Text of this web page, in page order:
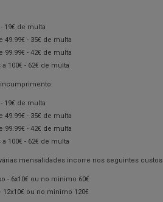
19€ de multa
49.99€ - 35€ de multa
99.99€ - 42€ de multa
100€ - 62€ de multa
19€ de multa
49.99€ - 35€ de multa
99.99€ - 42€ de multa
100€ - 62€ de multa
mensalidades incorre nos seguintes custos:
- 6x10€ ou no minimo 60€
ou no minimo 120€